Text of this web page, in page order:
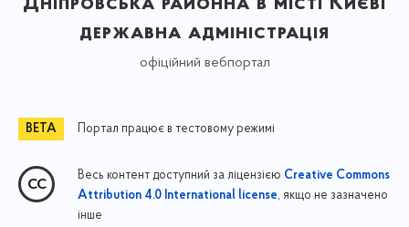
державна адміністрація
офіційний вебпортал
Портал працює в тестовому режимі
Весь контент доступний за ліцензією Creative Commons
Attribution 4.0 International license, якщо не зазначено
інше